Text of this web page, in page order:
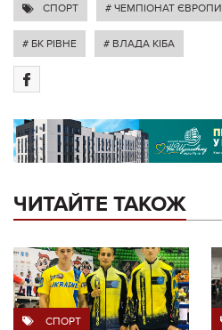
СПОРТ # ЧЕМПІОНАТ ЄВРОПИ
# БК РІВНЕ # ВЛАДА КІБА
ЧИТАЙТЕ ТАКОЖ
СПОРТ